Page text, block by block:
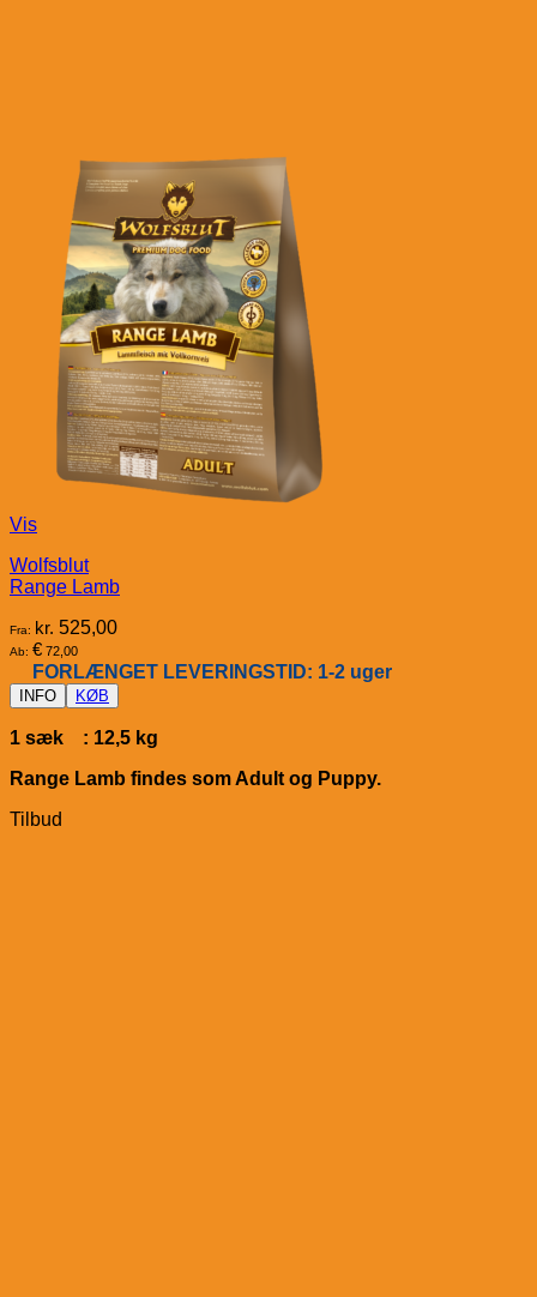
Vis
Wolfsblut
Range Lamb
Fra: kr. 525,00
Ab: € 72,00
FORLÆNGET LEVERINGSTID: 1-2 uger
INFO KØB
1 sæk : 12,5 kg
Range Lamb findes som Adult og Puppy.
Tilbud